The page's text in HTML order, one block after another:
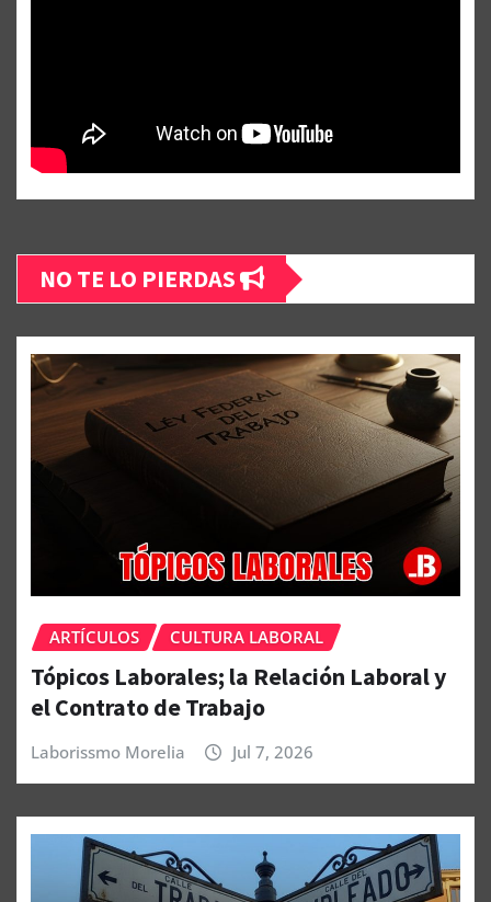
NO TE LO PIERDAS
ARTÍCULOS CULTURA LABORAL
Tópicos Laborales; la Relación Laboral y
el Contrato de Trabajo
Laborissmo Morelia Jul 7, 2026